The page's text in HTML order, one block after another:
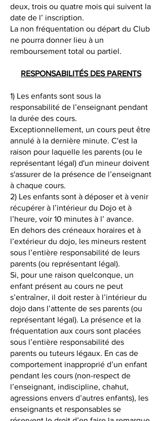
deux, trois ou quatre mois qui suivent la
date de l’ inscription.
La non fréquentation ou départ du Club
ne pourra donner lieu à un
remboursement total ou partiel.
RESPONSABILITÉS DES PARENTS
1) Les enfants sont sous la
responsabilité de l’enseignant pendant
la durée des cours.
Exceptionnellement, un cours peut être
annulé à la dernière minute. C'est la
raison pour laquelle les parents (ou le
représentant légal) d'un mineur doivent
s'assurer de la présence de l’enseignant
à chaque cours.
2) Les enfants sont à déposer et à venir
récupérer à l’intérieur du Dojo et à
l’heure, voir 10 minutes à l’ avance.
En dehors des créneaux horaires et à
l’extérieur du dojo, les mineurs restent
sous l’entière responsabilité de leurs
parents (ou représentant légal).
Si, pour une raison quelconque, un
enfant présent au cours ne peut
s’entraîner, il doit rester à l’intérieur du
dojo dans l’attente de ses parents (ou
représentant légal). La présence et la
fréquentation aux cours sont placées
sous l’entière responsabilité des
parents ou tuteurs légaux. En cas de
comportement inapproprié d’un enfant
pendant les cours (non-respect de
l’enseignant, indiscipline, chahut,
agressions envers d’autres enfants), les
enseignants et responsables se